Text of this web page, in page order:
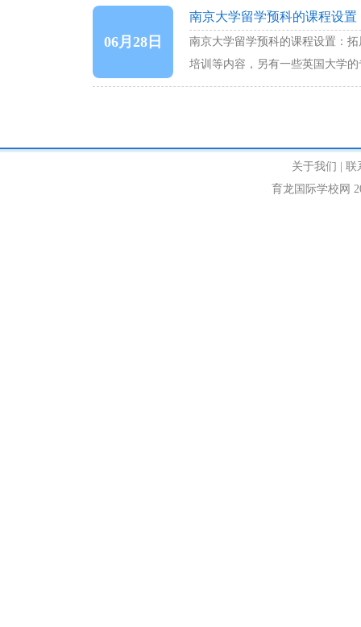
06月28日
南京大学留学预科的课程设置
南京大学留学预科的课程设置：
培训等内容，另有一些英国大学
……
关于我们
联
育龙国际学校网